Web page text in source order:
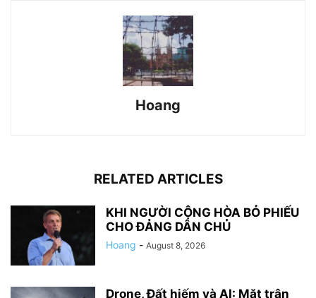
Hoang
RELATED ARTICLES
KHI NGƯỜI CỘNG HÒA BỎ PHIẾU
CHO ĐẢNG DÂN CHỦ
Hoang - August 8, 2026
Drone, Đất hiếm và AI: Mặt trận